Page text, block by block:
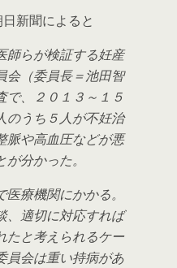
新聞によると
らが検証する妊産
会（委員長＝池田智
で、２０１３～１５
のうち５人が不妊治
脈や高血圧などが悪
分かった。
療機関にかかる。
、適切に対応すれば
たと考えられるケー
員会は重い持病があ